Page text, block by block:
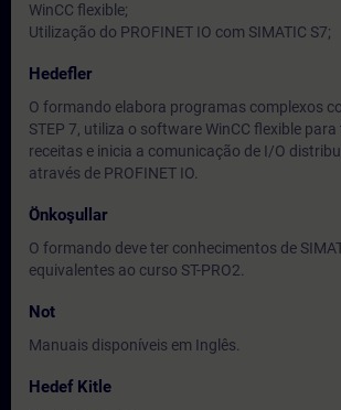
WinCC flexible;
Utilização do PROFINET IO com SIMATIC S7;
Hedefler
O formando elabora programas complexos
STEP 7, utiliza o software WinCC flexible
receitas e inicia a comunicação de I/O
através de PROFINET IO.
Önkoşullar
O formando deve ter conhecimentos de
equivalentes ao curso ST-PRO2.
Not
Manuais disponíveis em Inglês.
Hedef Kitle